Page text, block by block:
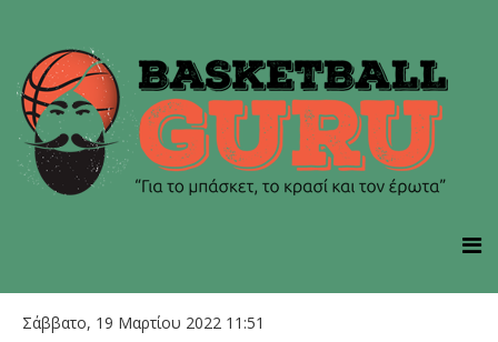
Σάββατο, 19 Μαρτίου 2022 11:51